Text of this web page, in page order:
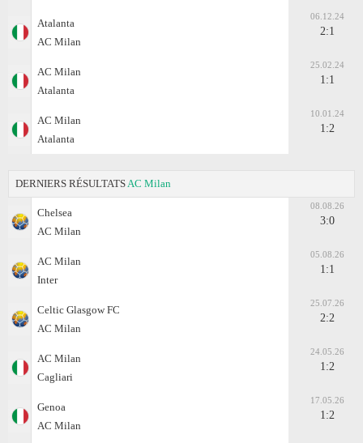
Atalanta
AC Milan
06.12.24
2:1
AC Milan
Atalanta
25.02.24
1:1
AC Milan
Atalanta
10.01.24
1:2
DERNIERS RÉSULTATS AC Milan
Chelsea
AC Milan
08.08.26
3:0
AC Milan
Inter
05.08.26
1:1
Celtic Glasgow FC
AC Milan
25.07.26
2:2
AC Milan
Cagliari
24.05.26
1:2
Genoa
AC Milan
17.05.26
1:2